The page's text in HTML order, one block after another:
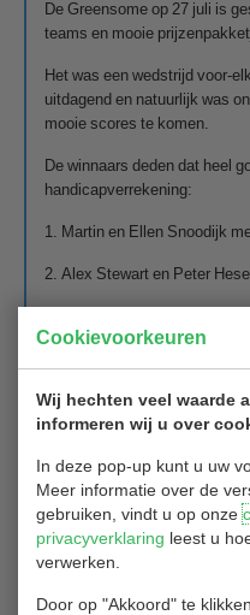
Cookievoorkeuren
Wij hechten veel waarde
informeren wij u over
In deze pop-up kunt u uw
Meer informatie over de
gebruiken, vindt u op onze
privacyverklaring leest u
verwerken.
Door op "Akkoord" te
De Greensome op 27 juli is
teams en mooie
Het was een wedstrijd voor-
uitdagend en natuurlijk was
mooie scores te komen.
De winnaars deden dat heel
handicapverrekening:
1. Martin en Ellen Snoodijk
2. Alex Stewart en Peter
"onder de baan": goed gedaan!
der Spek / Alex von der Ohe: